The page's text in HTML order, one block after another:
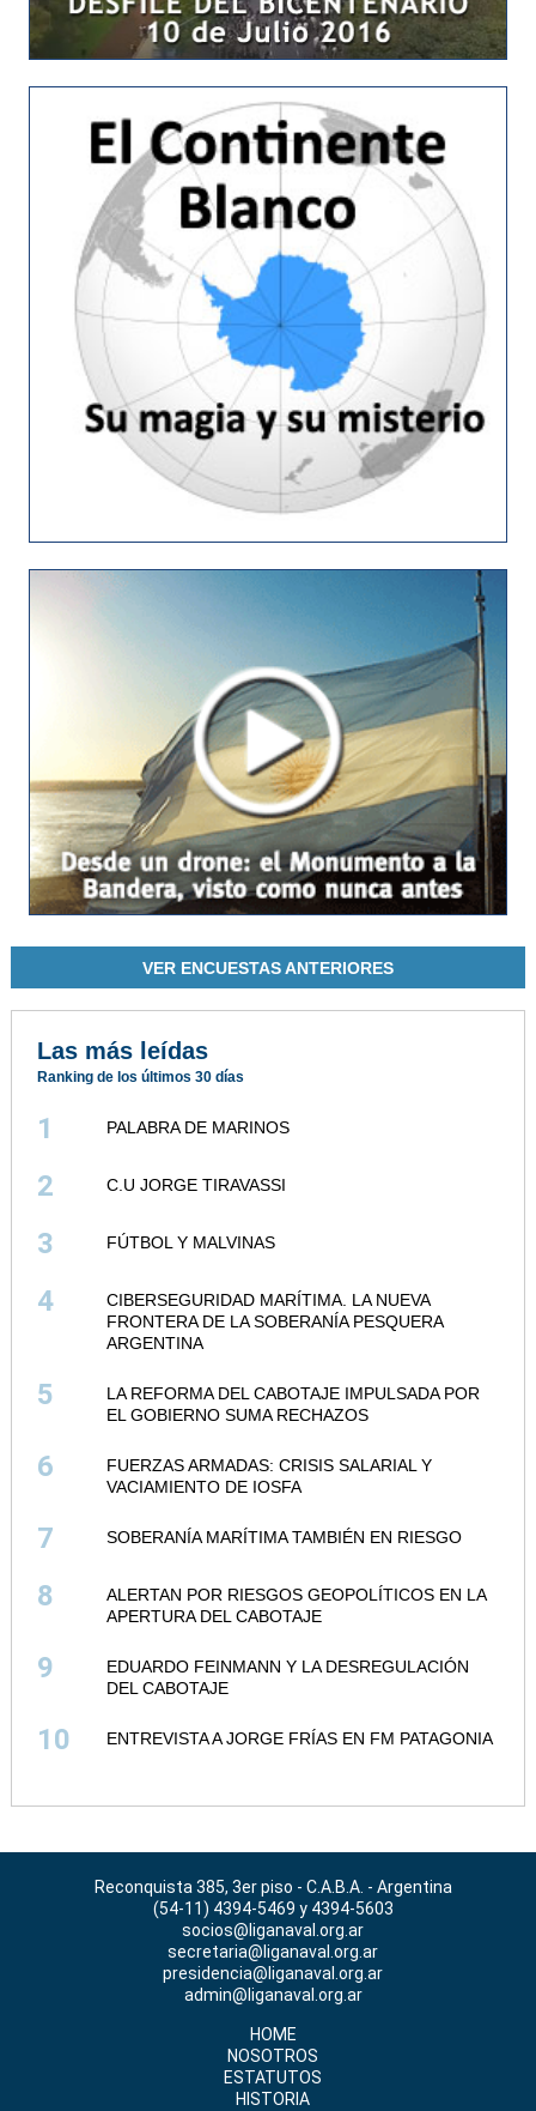
VER ENCUESTAS ANTERIORES
Las más leídas
Ranking de los últimos 30 días
1 PALABRA DE MARINOS
2 C.U JORGE TIRAVASSI
3 FÚTBOL Y MALVINAS
4
CIBERSEGURIDAD MARÍTIMA. LA NUEVA
FRONTERA DE LA SOBERANÍA PESQUERA
ARGENTINA
5
LA REFORMA DEL CABOTAJE IMPULSADA POR
EL GOBIERNO SUMA RECHAZOS
6
FUERZAS ARMADAS: CRISIS SALARIAL Y
VACIAMIENTO DE IOSFA
7 SOBERANÍA MARÍTIMA TAMBIÉN EN RIESGO
8
ALERTAN POR RIESGOS GEOPOLÍTICOS EN LA
APERTURA DEL CABOTAJE
9
EDUARDO FEINMANN Y LA DESREGULACIÓN
DEL CABOTAJE
10 ENTREVISTA A JORGE FRÍAS EN FM PATAGONIA
Reconquista 385, 3er piso - C.A.B.A. - Argentina
(54-11) 4394-5469 y 4394-5603
socios@liganaval.org.ar
secretaria@liganaval.org.ar
presidencia@liganaval.org.ar
admin@liganaval.org.ar
HOME
NOSOTROS
ESTATUTOS
HISTORIA